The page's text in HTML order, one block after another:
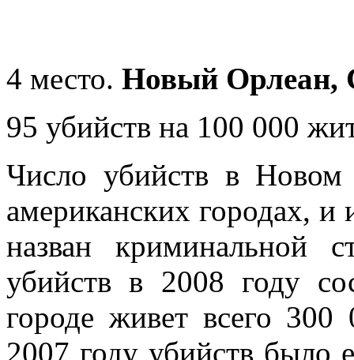
4 место. Новый
95 убийств на 100 000
Число убийств в
американских городах,
назван
убийств в 2008 году
городе живет всего
2007 году убийств